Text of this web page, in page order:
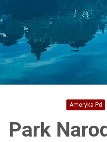
Ameryka Pd
Park